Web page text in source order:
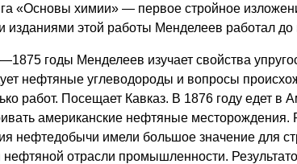
«Основы химии» — первое стройное
изданиями этой работы Менделеев работал до
годы Менделеев изучает свойства
нефтяные углеводороды и вопросы
работ. Посещает Кавказ. В 1876 году едет в
американские нефтяные
нефтедобычи имели большое значение для
нефтяной отрасли промышленности.